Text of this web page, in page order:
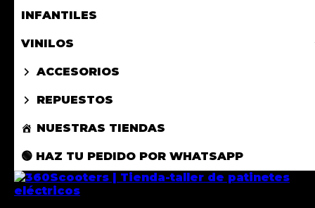
INFANTILES
VINILOS
ACCESORIOS
REPUESTOS
NUESTRAS TIENDAS
🟢 HAZ TU PEDIDO POR WHATSAPP